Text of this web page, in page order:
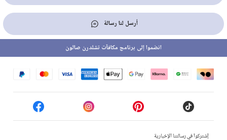
أرسل لنا رسالة
إشتركوا في رسالتنا الإخبارية
انضموا إلى برنامج مكافآت تشلدرن صالون